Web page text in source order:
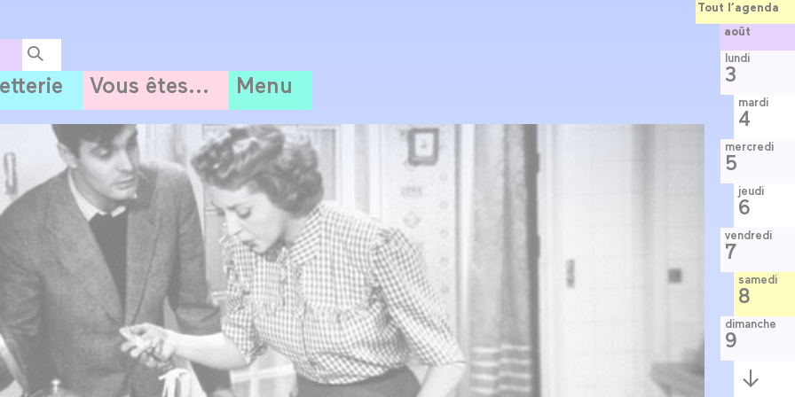
Vous êtes... Menu
Tout l’agenda
août
lundi
3
mardi
4
mercredi
5
jeudi
6
vendredi
7
samedi
8
dimanche
9
Semaine
suivante